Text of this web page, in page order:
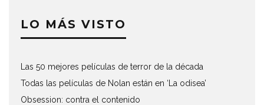
LO MÁS VISTO
Las 50 mejores películas de terror de la década
Todas las películas de Nolan están en ‘La odisea’
Obsession: contra el contenido